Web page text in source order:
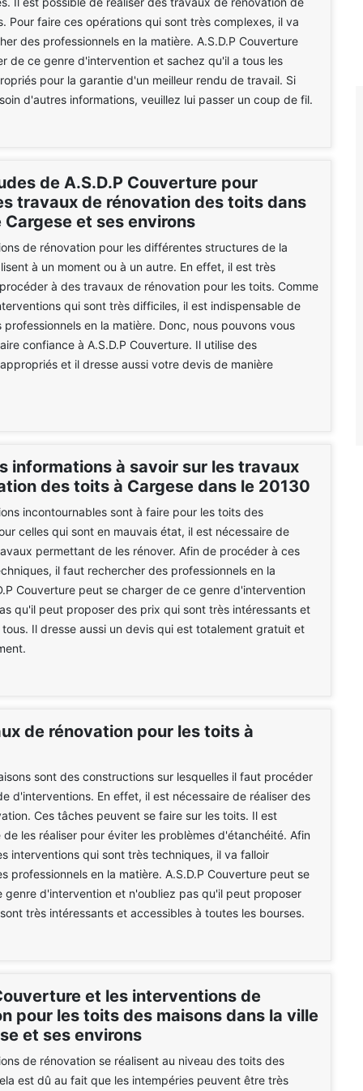
Pour faire ces opérations qui sont très complexes, il va
des professionnels en la matière. A.S.D.P Couverture
de ce genre d'intervention et sachez qu'il a tous les
pour la garantie d'un meilleur rendu de travail. Si
d'autres informations, veuillez lui passer un coup de fil.
de A.S.D.P Couverture pour
travaux de rénovation des toits dans
Cargese et ses environs
de rénovation pour les différentes structures de la
à un moment ou à un autre. En effet, il est très
à des travaux de rénovation pour les toits. Comme
qui sont très difficiles, il est indispensable de
en la matière. Donc, nous pouvons vous
confiance à A.S.D.P Couverture. Il utilise des
et il dresse aussi votre devis de manière
informations à savoir sur les travaux
des toits à Cargese dans le 20130
incontournables sont à faire pour les toits des
celles qui sont en mauvais état, il est nécessaire de
permettant de les rénover. Afin de procéder à ces
il faut rechercher des professionnels en la
Couverture peut se charger de ce genre d'intervention
qu'il peut proposer des prix qui sont très intéressants et
Il dresse aussi un devis qui est totalement gratuit et
de rénovation pour les toits à
sont des constructions sur lesquelles il faut procéder
d'interventions. En effet, il est nécessaire de réaliser des
Ces tâches peuvent se faire sur les toits. Il est
de les réaliser pour éviter les problèmes d'étanchéité. Afin
interventions qui sont très techniques, il va falloir
professionnels en la matière. A.S.D.P Couverture peut se
genre d'intervention et n'oubliez pas qu'il peut proposer
très intéressants et accessibles à toutes les bourses.
et les interventions de
pour les toits des maisons dans la ville
et ses environs
de rénovation se réalisent au niveau des toits des
est dû au fait que les intempéries peuvent être très